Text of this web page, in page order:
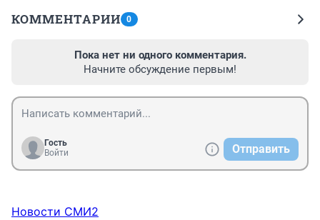
КОММЕНТАРИИ 0
Пока нет ни одного комментария.
Начните обсуждение первым!
Гость
Войти
Отправить
Новости СМИ2